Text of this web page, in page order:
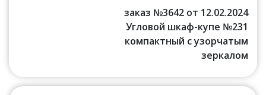
заказ №3642 от 12.02.2024
Угловой шкаф-купе №231
компактный с узорчатым
зеркалом